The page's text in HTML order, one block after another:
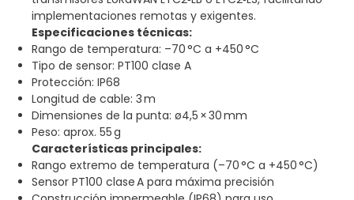
implementaciones remotas y exigentes.
Especificaciones técnicas:
Rango de temperatura: –70 °C a +450 °C
Tipo de sensor: PT100 clase A
Protección: IP68
Longitud de cable: 3 m
Dimensiones de la punta: ø4,5 × 30 mm
Peso: aprox. 55 g
Características principales:
Rango extremo de temperatura (–70 °C a +450 °C)
Sensor PT100 clase A para máxima precisión